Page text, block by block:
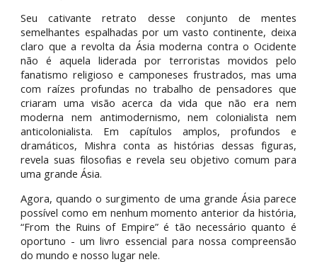
Seu cativante retrato desse conjunto de mentes
semelhantes espalhadas por um vasto continente, deixa
claro que a revolta da Ásia moderna contra o Ocidente
não é aquela liderada por terroristas movidos pelo
fanatismo religioso e camponeses frustrados, mas uma
com raízes profundas no trabalho de pensadores que
criaram uma visão acerca da vida que não era nem
moderna nem antimodernismo, nem colonialista nem
anticolonialista. Em capítulos amplos, profundos e
dramáticos, Mishra conta as histórias dessas figuras,
revela suas filosofias e revela seu objetivo comum para
uma grande Ásia.
Agora, quando o surgimento de uma grande Ásia parece
possível como em nenhum momento anterior da história,
“From the Ruins of Empire” é tão necessário quanto é
oportuno - um livro essencial para nossa compreensão
do mundo e nosso lugar nele.